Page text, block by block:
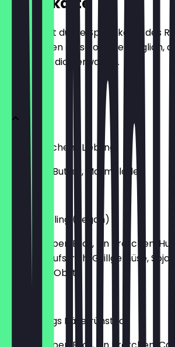
Hier findest du die Speisekarte des
aktualisieren sie so oft wie möglich,
weißt, was dich erwartet.
Oma Gretchens Liebling
Croissant, Butter, Marmelade
€ 3,80
Enkels Liebling (vegan)
Zwei Scheiben Brot, Ein Brötchen,
Tomatenaufstrich, Grillgemüse,
Granola & Obst
Opa Ludwigs Käsefrühstück